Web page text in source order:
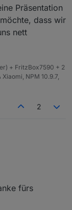
Präsentation
dass wir
nett
+ FritzBox7590 + 2
NPM 10.9.7,
2
noch eine
fürs